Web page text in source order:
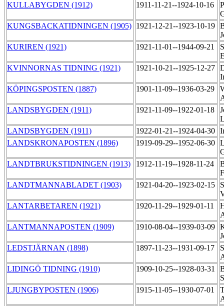
KULLABYGDEN (1912)
1911-11-21--1924-10-16
KUNGSBACKATIDNINGEN (1905) 1921-12-21--1923-10-19
KURIREN (1921)
1921-11-01--1944-09-21
KVINNORNAS TIDNING (1921)
1921-10-21--1925-12-27
KÖPINGSPOSTEN (1887)
1901-11-09--1936-03-29
LANDSBYGDEN (1911)
1921-11-09--1922-01-18
LANDSBYGDEN (1911)
1922-01-21--1924-04-30
LANDSKRONAPOSTEN (1896)
1919-09-29--1952-06-30
LANDTBRUKSTIDNINGEN (1913)
1912-11-19--1928-11-24
LANDTMANNABLADET (1903)
1921-04-20--1923-02-15
LANTARBETAREN (1921)
1920-11-29--1929-01-11
LANTMANNAPOSTEN (1909)
1910-08-04--1939-03-09
LEDSTJÄRNAN (1898)
1897-11-23--1931-09-17
LIDINGÖ TIDNING (1910)
1909-10-25--1928-03-31
LJUNGBYPOSTEN (1906)
1915-11-05--1930-07-01